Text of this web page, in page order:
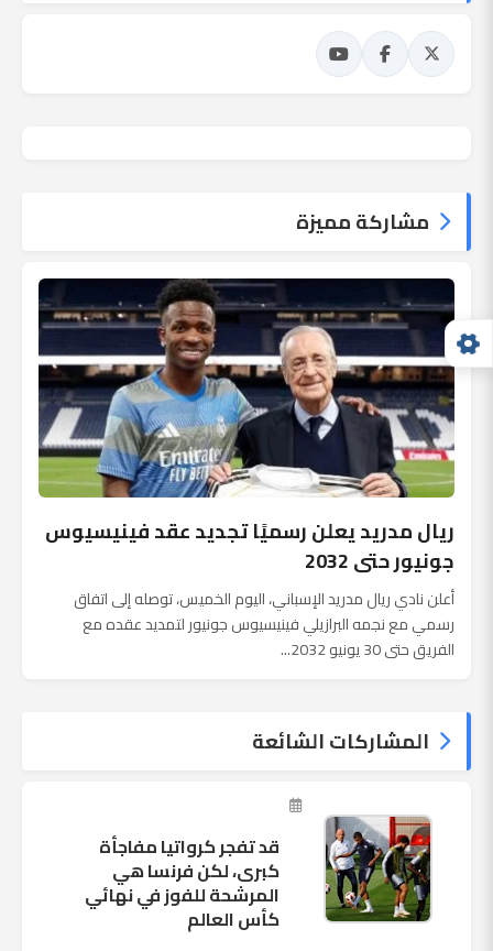
مشاركة مميزة
ريال مدريد يعلن رسميًا تجديد عقد فينيسيوس
جونيور حتى 2032
أعلن نادي ريال مدريد الإسباني، اليوم الخميس، توصله إلى اتفاق
رسمي مع نجمه البرازيلي فينيسيوس جونيور لتمديد عقده مع
الفريق حتى 30 يونيو 2032...
المشاركات الشائعة
قد تفجر كرواتيا مفاجأة
كبرى، لكن فرنسا هي
المرشحة للفوز في نهائي
كأس العالم